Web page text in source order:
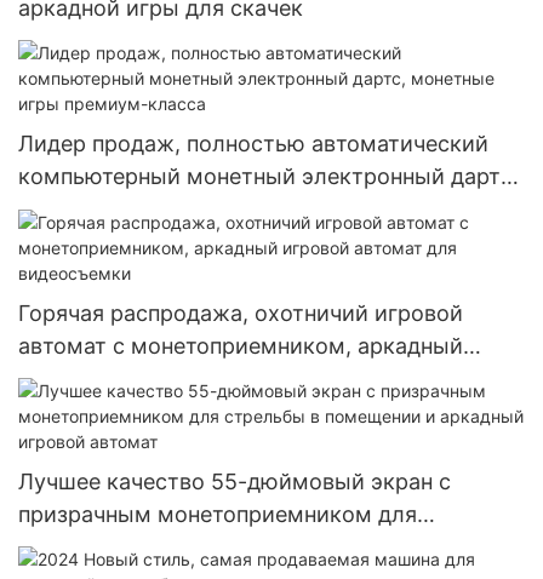
аркадной игры для скачек
Лидер продаж, полностью автоматический
компьютерный монетный электронный дартс,
монетные игры премиум-класса
Горячая распродажа, охотничий игровой
автомат с монетоприемником, аркадный
игровой автомат для видеосъемки
Лучшее качество 55-дюймовый экран с
призрачным монетоприемником для
стрельбы в помещении и аркадный игровой